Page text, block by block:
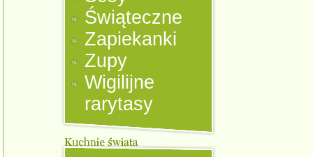
Świąteczne
Zapiekanki
Zupy
Wigilijne
rarytasy